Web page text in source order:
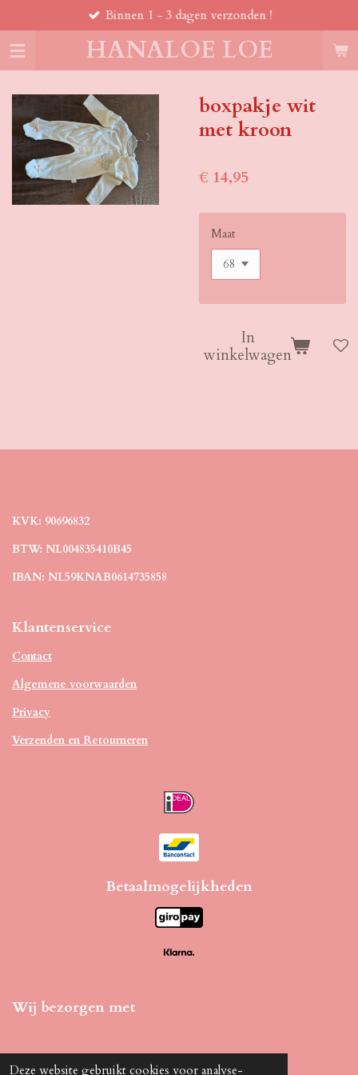
Deze website gebruikt cookies voor analyse-
direct
naar
de
HANALOE LOE
Binnen 1 - 3 dagen verzonden !
boxpakje wit
met kroon
€ 14,95
Maat
In
winkelwagen
KVK: 90696832
BTW: NL004835410B45
IBAN: NL59KNAB0614735858
Klantenservice
Contact
Algemene voorwaarden
Privacy
Verzenden en Retourneren
Betaalmogelijkheden
Wij bezorgen met